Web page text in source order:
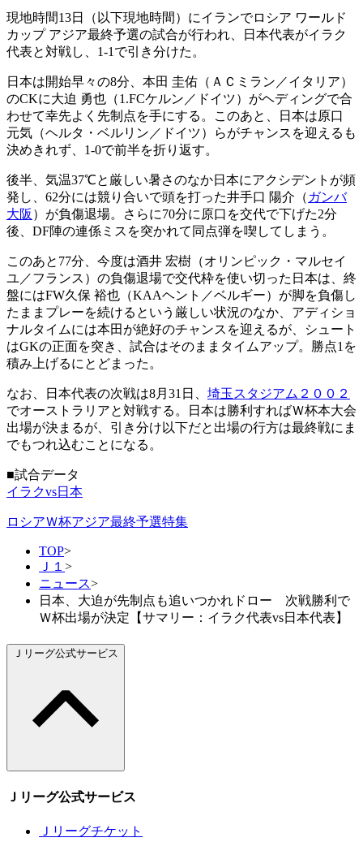
現地時間13日（以下現地時間）にイランでロシア ワールド
カップ アジア最終予選の試合が行われ、日本代表がイラク
代表と対戦し、1-1で引き分けた。
日本は開始早々の8分、本田 圭佑（ＡＣミラン／イタリア）
のCKに大迫 勇也（1.FCケルン／ドイツ）がヘディングで合
わせて幸先よく先制点を手にする。このあと、日本は原口
元気（ヘルタ・ベルリン／ドイツ）らがチャンスを迎えるも
決めきれず、1-0で前半を折り返す。
後半、気温37℃と厳しい暑さのなか日本にアクシデントが頻
発し、62分には競り合いで頭を打った井手口 陽介（ ガンバ
大阪 ）が負傷退場。さらに70分に原口を交代で下げた2分
後、DF陣の連係ミスを突かれて同点弾を喫してしまう。
このあと77分、今度は酒井 宏樹（オリンピック・マルセイ
ユ／フランス）の負傷退場で交代枠を使い切った日本は、終
盤にはFW久保 裕也（KAAヘント／ベルギー）が脚を負傷し
たままプレーを続けるという厳しい状況のなか、アディショ
ナルタイムには本田が絶好のチャンスを迎えるが、シュート
はGKの正面を突き、試合はそのままタイムアップ。勝点1を
積み上げるにとどまった。
なお、日本代表の次戦は8月31日、 埼玉スタジアム２００２
でオーストラリアと対戦する。日本は勝利すればＷ杯本大会
出場が決まるが、引き分け以下だと出場の行方は最終戦にま
でもつれ込むことになる。
■試合データ
イラクvs日本
ロシアＷ杯アジア最終予選特集
TOP>
Ｊ１ >
ニュース>
日本、大迫が先制点も追いつかれドロー 次戦勝利で
Ｗ杯出場が決定【サマリー：イラク代表vs日本代表】
Ｊリーグ公式サービス
Ｊリーグ公式サービス
Ｊリーグチケット